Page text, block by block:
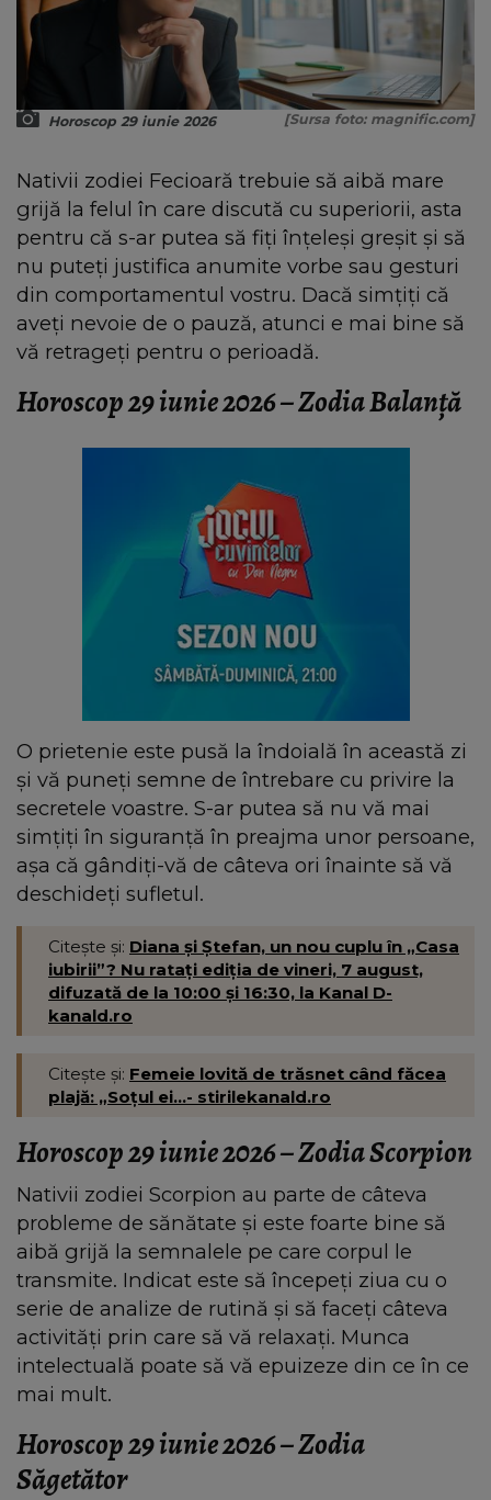
Horoscop 29 iunie 2026 [Sursa foto: magnific.com]
Nativii zodiei Fecioară trebuie să aibă mare
grijă la felul în care discută cu superiorii, asta
pentru că s-ar putea să fiți înțeleși greșit și să
nu puteți justifica anumite vorbe sau gesturi
din comportamentul vostru. Dacă simțiți că
aveți nevoie de o pauză, atunci e mai bine să
vă retrageți pentru o perioadă.
Horoscop 29 iunie 2026 – Zodia Balanță
O prietenie este pusă la îndoială în această zi
și vă puneți semne de întrebare cu privire la
secretele voastre. S-ar putea să nu vă mai
simțiți în siguranță în preajma unor persoane,
așa că gândiți-vă de câteva ori înainte să vă
deschideți sufletul.
Citește și: Diana și Ștefan, un nou cuplu în „Casa
iubirii”? Nu ratați ediția de vineri, 7 august,
difuzată de la 10:00 și 16:30, la Kanal D-
kanald.ro
Citește și: Femeie lovită de trăsnet când făcea
plajă: „Soțul ei...- stirilekanald.ro
Horoscop 29 iunie 2026 – Zodia Scorpion
Nativii zodiei Scorpion au parte de câteva
probleme de sănătate și este foarte bine să
aibă grijă la semnalele pe care corpul le
transmite. Indicat este să începeți ziua cu o
serie de analize de rutină și să faceți câteva
activități prin care să vă relaxați. Munca
intelectuală poate să vă epuizeze din ce în ce
mai mult.
Horoscop 29 iunie 2026 – Zodia
Săgetător